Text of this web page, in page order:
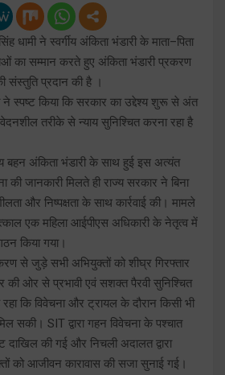
धामी ने स्वर्गीय अंकिता भंडारी के माता–पिता
का सम्मान करते हुए अंकिता भंडारी प्रकरण
संस्तुति प्रदान की है ।
ने स्पष्ट किया कि सरकार का उद्देश्य शुरू से अंत
तरीके से न्याय सुनिश्चित करना रहा है
बहन अंकिता भंडारी के साथ हुई इस अत्यंत
जानकारी मिलते ही राज्य सरकार ने बिना
और निष्पक्षता के साथ कार्रवाई की। मामले
एक महिला आईपीएस अधिकारी के नेतृत्व में
किया गया।
से जुड़े सभी अभियुक्तों को शीघ्र गिरफ्तार
की ओर से प्रभावी एवं सशक्त पैरवी सुनिश्चित
कि विवेचना और ट्रायल के दौरान किसी भी
सकी। SIT द्वारा गहन विवेचना के पश्चात
दाखिल की गई और निचली अदालत द्वारा
को आजीवन कारावास की सजा सुनाई गई।